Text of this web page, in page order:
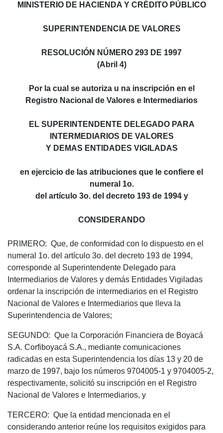
MINISTERIO DE HACIENDA Y CRÉDITO PÚBLICO
SUPERINTENDENCIA DE VALORES
RESOLUCIÓN NÚMERO 293 DE 1997
(Abril 4)
Por la cual se autoriza u na inscripción en el
Registro Nacional de Valores e Intermediarios
EL SUPERINTENDENTE DELEGADO PARA
INTERMEDIARIOS DE VALORES
Y DEMAS ENTIDADES VIGILADAS
en ejercicio de las atribuciones que le confiere el
numeral 1o.
del artículo 3o. del decreto 193 de 1994 y
CONSIDERANDO
PRIMERO: Que, de conformidad con lo dispuesto en el
numeral 1o. del artículo 3o. del decreto 193 de 1994,
corresponde al Superintendente Delegado para
Intermediarios de Valores y demás Entidades Vigiladas
ordenar la inscripción de intermediarios en el Registro
Nacional de Valores e Intermediarios que lleva la
Superintendencia de Valores;
SEGUNDO: Que la Corporación Financiera de Boyacá
S.A. Corfiboyacá S.A., mediante comunicaciones
radicadas en esta Superintendencia los días 13 y 20 de
marzo de 1997, bajo los números 9704005-1 y 9704005-2,
respectivamente, solicitó su inscripción en el Registro
Nacional de Valores e Intermediarios, y
TERCERO: Que la entidad mencionada en el
considerando anterior reúne los requisitos exigidos para